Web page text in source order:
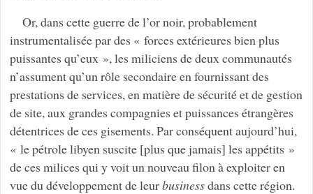
Or, dans cette guerre de l’or noir, probablement
instrumentalisée par des « forces extérieures bien plus
puissantes qu’eux », les miliciens de deux communautés
n’assument qu’un rôle secondaire en fournissant des
prestations de services, en matière de sécurité et de gestion
de site, aux grandes compagnies et puissances étrangères
détentrices de ces gisements. Par conséquent aujourd’hui,
« le pétrole libyen suscite [plus que jamais] les appétits »
de ces milices qui y voit un nouveau filon à exploiter en
vue du développement de leurbusinessdans cette région.